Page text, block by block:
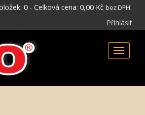
0 - Celková cena: 0,00 Kč bez DPH
Přihlásit
Toggle